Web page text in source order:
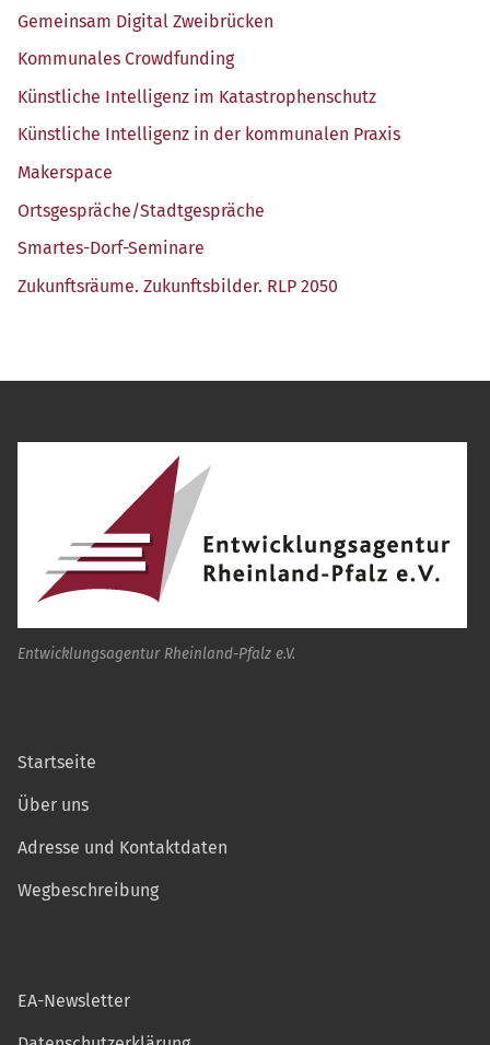
Gemein­sam Digi­tal Zweibrücken
Kom­mu­na­les Crowdfunding
Künst­li­che Intel­li­genz im Katastrophenschutz
Künst­li­che Intel­li­genz in der kom­mu­na­len Praxis
Maker­space
Ortsgespräche/​Stadtgespräche
Smar­tes-Dorf-Semi­na­re
Zukunfts­räu­me. Zukunfts­bil­der. RLP 2050
Entwicklungsagentur Rheinland-Pfalz e.V.
Startseite
Über uns
Adresse und Kontaktdaten
Wegbeschreibung
EA-Newsletter